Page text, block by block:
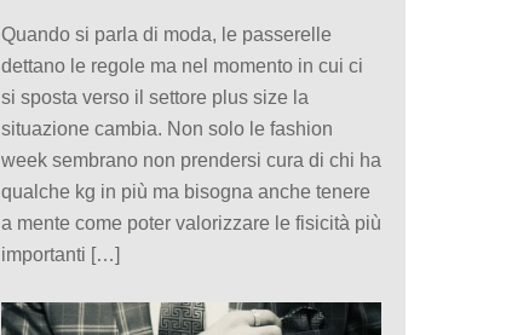
Quando si parla di moda, le passerelle
dettano le regole ma nel momento in cui ci
si sposta verso il settore plus size la
situazione cambia. Non solo le fashion
week sembrano non prendersi cura di chi ha
qualche kg in più ma bisogna anche tenere
a mente come poter valorizzare le fisicità più
importanti […]